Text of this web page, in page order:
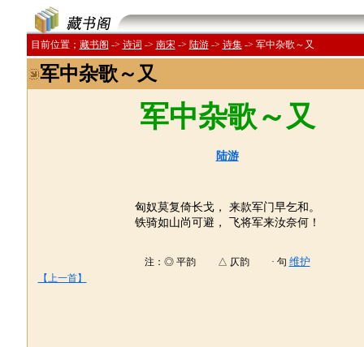
目前位置； 藏书阁 -> 诗词 -> 南宋 -> 陆游 -> 诗集 -> 军中杂歌～又
军中杂歌～又
军中杂歌～又
陆游
匈奴莫复倚长戈， 来款军门早乞和。
铁骑如山尚可避， 飞将军来汝奈何！
注：◎ 平韵 △ 仄韵 · 句 维护
【上一首】